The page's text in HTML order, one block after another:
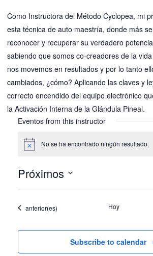
Como Instructora del Método Cyclopea, mi
esta técnica de auto maestría, donde más
reconocer y recuperar su verdadero
sabiendo que somos co-creadores de la
nos movemos en resultados y por lo tanto
cambiados, ¿cómo? Aplicando las claves y
correcto encendido del equipo electrónico
la Activación Interna de la Glándula Pineal.
Eventos from this instructor
N
i
c
e
No se ha encontrado ningún resultado.
Próximos
l
c
i
Eventos
anterior(es) Hoy
Subscribe to calendar